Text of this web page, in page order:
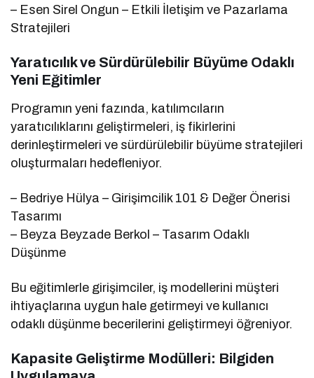
– Esen Sirel Ongun – Etkili İletişim ve Pazarlama
Stratejileri
Yaratıcılık ve Sürdürülebilir Büyüme Odaklı
Yeni Eğitimler
Programın yeni fazında, katılımcıların
yaratıcılıklarını geliştirmeleri, iş fikirlerini
derinleştirmeleri ve sürdürülebilir büyüme stratejileri
oluşturmaları hedefleniyor.
– Bedriye Hülya – Girişimcilik 101 & Değer Önerisi
Tasarımı
– Beyza Beyzade Berkol – Tasarım Odaklı
Düşünme
Bu eğitimlerle girişimciler, iş modellerini müşteri
ihtiyaçlarına uygun hale getirmeyi ve kullanıcı
odaklı düşünme becerilerini geliştirmeyi öğreniyor.
Kapasite Geliştirme Modülleri: Bilgiden